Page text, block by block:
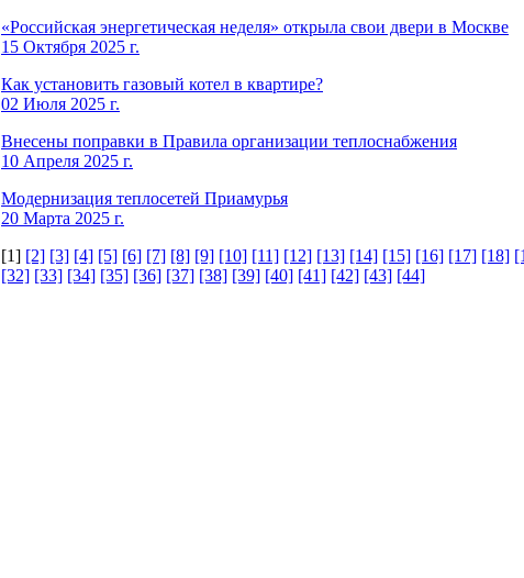
«Российская энергетическая неделя» открыла свои двери в Москве
15 Октября 2025 г.
Как установить газовый котел в квартире?
02 Июля 2025 г.
Внесены поправки в Правила организации теплоснабжения
10 Апреля 2025 г.
Модернизация теплосетей Приамурья
20 Марта 2025 г.
[1] [2] [3] [4] [5] [6] [7] [8] [9] [10] [11] [12] [13] [14] [15] [16] [17] [18]
[32] [33] [34] [35] [36] [37] [38] [39] [40] [41] [42] [43] [44]